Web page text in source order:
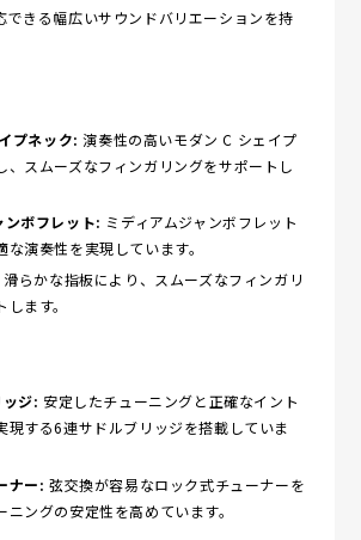
できる幅広いサウンドバリエーションを持
プネック: 演奏性の高いモダン C シェイプ
、スムーズなフィンガリングをサポートし
ンボフレット: ミディアムジャンボフレット
な演奏性を実現しています。
滑らかな指板により、スムーズなフィンガリ
ます。
ジ: 安定したチューニングと正確なイント
現する6連サドルブリッジを搭載していま
ナー: 弦交換が容易なロック式チューナーを
ニングの安定性を高めています。